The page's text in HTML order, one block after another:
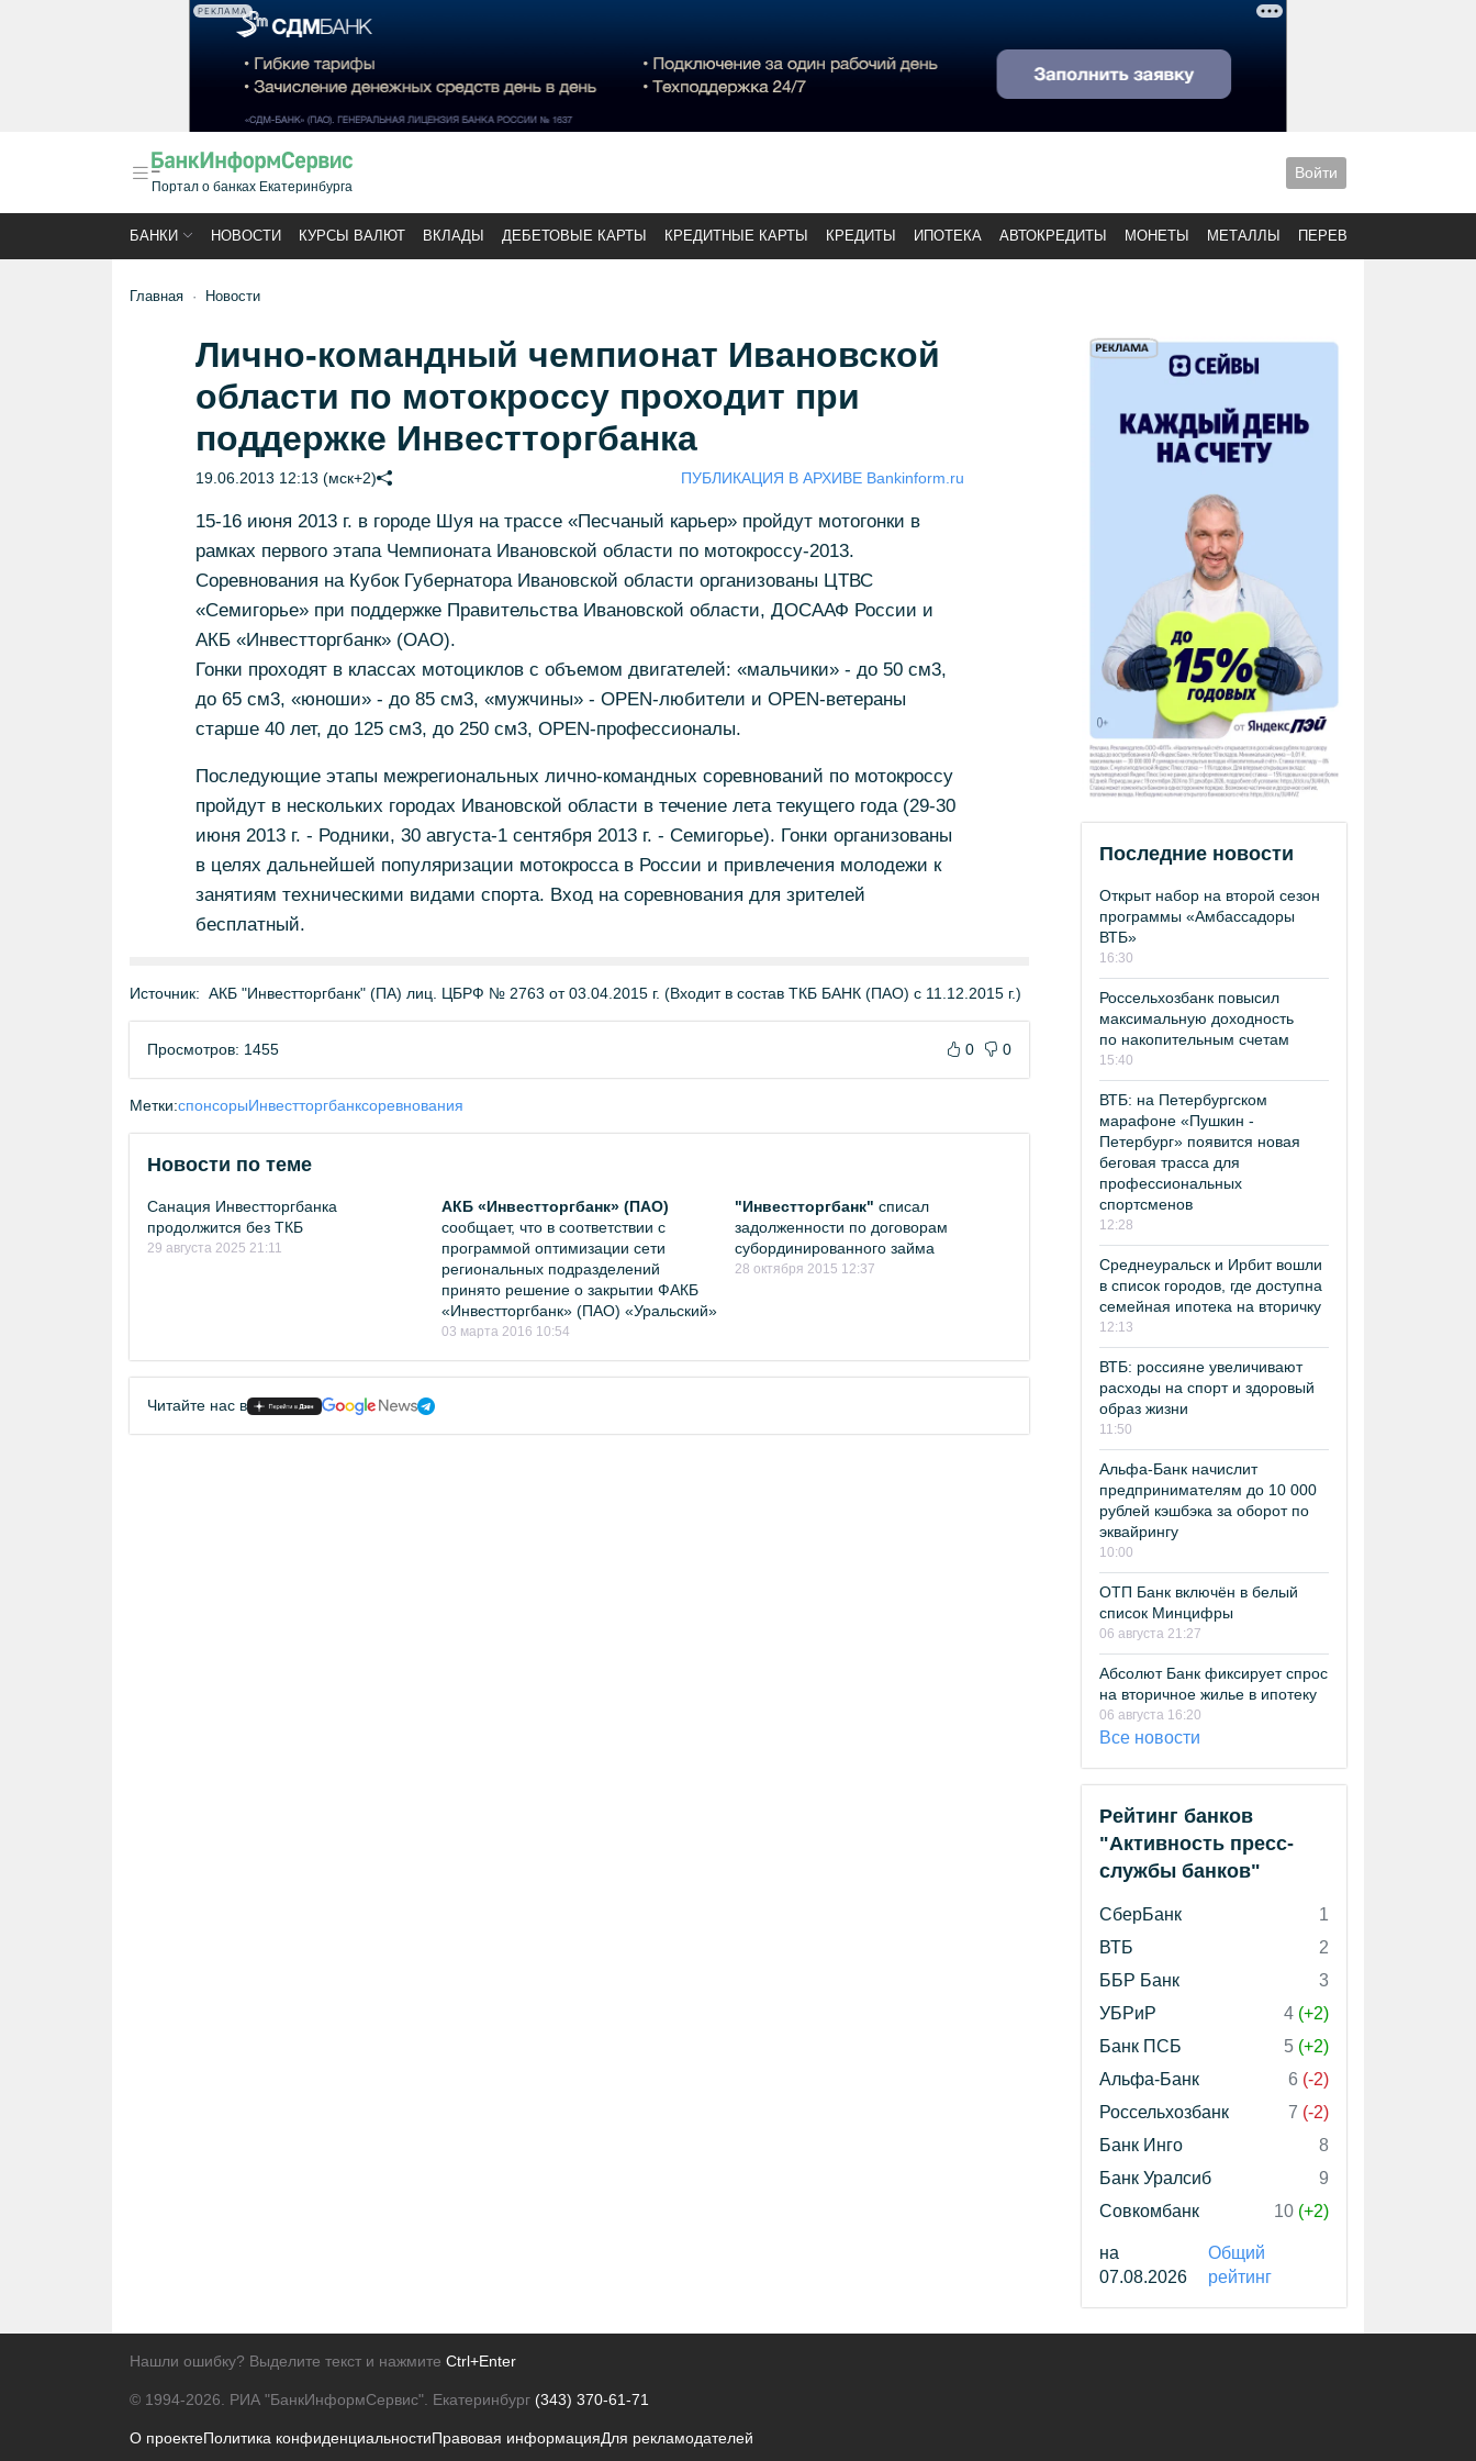
РЕКЛАМА
Портал о банках Екатеринбурга
Войти
БАНКИ НОВОСТИ КУРСЫ ВАЛЮТ ВКЛАДЫ ДЕБЕТОВЫЕ КАРТЫ КРЕДИТНЫЕ КАРТЫ КРЕДИТЫ ИПОТЕКА АВТОКРЕДИТЫ МОНЕТЫ МЕТАЛЛЫ ПЕРЕВОДЫ
Главная Новости
Лично-командный чемпионат Ивановской
области по мотокроссу проходит при
поддержке Инвестторгбанка
19.06.2013 12:13 (мск+2) ПУБЛИКАЦИЯ В АРХИВЕ Bankinform.ru
15-16 июня 2013 г. в городе Шуя на трассе «Песчаный карьер» пройдут мотогонки в
рамках первого этапа Чемпионата Ивановской области по мотокроссу-2013.
Соревнования на Кубок Губернатора Ивановской области организованы ЦТВС
«Семигорье» при поддержке Правительства Ивановской области, ДОСААФ России и
АКБ «Инвестторгбанк» (ОАО).
Гонки проходят в классах мотоциклов с объемом двигателей: «мальчики» - до 50 см3,
до 65 см3, «юноши» - до 85 см3, «мужчины» - OPEN-любители и OPEN-ветераны
старше 40 лет, до 125 см3, до 250 см3, OPEN-профессионалы.
Последующие этапы межрегиональных лично-командных соревнований по мотокроссу
пройдут в нескольких городах Ивановской области в течение лета текущего года (29-30
июня 2013 г. - Родники, 30 августа-1 сентября 2013 г. - Семигорье). Гонки организованы
в целях дальнейшей популяризации мотокросса в России и привлечения молодежи к
занятиям техническими видами спорта. Вход на соревнования для зрителей
бесплатный.
Источник: АКБ "Инвестторгбанк" (ПА) лиц. ЦБРФ № 2763 от 03.04.2015 г. (Входит в состав ТКБ БАНК (ПАО) с 11.12.2015 г.)
Просмотров: 1455 0 0
Метки:спонсорыИнвестторгбанксоревнования
Новости по теме
Санация Инвестторгбанка
продолжится без ТКБ
29 августа 2025 21:11
АКБ «Инвестторгбанк» (ПАО)
сообщает, что в соответствии с
программой оптимизации сети
региональных подразделений
принято решение о закрытии ФАКБ
«Инвестторгбанк» (ПАО) «Уральский»
03 марта 2016 10:54
"Инвестторгбанк" списал
задолженности по договорам
субординированного займа
28 октября 2015 12:37
Читайте нас в
Последние новости
Открыт набор на второй сезон
программы «Амбассадоры
ВТБ»
16:30
Россельхозбанк повысил
максимальную доходность
по накопительным счетам
15:40
ВТБ: на Петербургском
марафоне «Пушкин -
Петербург» появится новая
беговая трасса для
профессиональных
спортсменов
12:28
Среднеуральск и Ирбит вошли
в список городов, где доступна
семейная ипотека на вторичку
12:13
ВТБ: россияне увеличивают
расходы на спорт и здоровый
образ жизни
11:50
Альфа-Банк начислит
предпринимателям до 10 000
рублей кэшбэка за оборот по
эквайрингу
10:00
ОТП Банк включён в белый
список Минцифры
06 августа 21:27
Абсолют Банк фиксирует спрос
на вторичное жилье в ипотеку
06 августа 16:20
Все новости
Рейтинг банков
"Активность пресс-
службы банков"
СберБанк
1
ВТБ
2
ББР Банк
3
УБРиР
4 (+2)
Банк ПСБ
5 (+2)
Альфа-Банк
6 (-2)
Россельхозбанк
7 (-2)
Банк Инго
8
Банк Уралсиб
9
Совкомбанк
10 (+2)
на
07.08.2026
Общий
рейтинг
Нашли ошибку? Выделите текст и нажмите Ctrl+Enter
© 1994-2026. РИА "БанкИнформСервис". Екатеринбург (343) 370-61-71
О проектеПолитика конфиденциальностиПравовая информацияДля рекламодателей